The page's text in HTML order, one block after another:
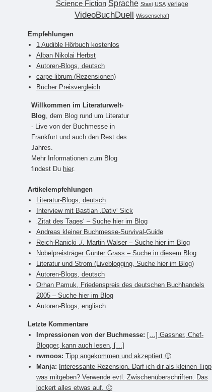
Science Fiction Sprache Stasi USA verlage
VideoBuchDuell Wissenschaft
Empfehlungen
1 Audible Hörbuch kostenlos
Alban Nikolai Herbst
Autoren-Blogs, deutsch
carpe librum (Rezensionen)
Bücher Preisvergleich
Willkommen im Literaturwelt-
Blog , dem Blog rund um Literatur
- Live von der Buchmesse in
Frankfurt und auch den Rest des
Jahres.
Mehr Informationen zum Blog
findest Du hier.
Artikelempfehlungen
Literatur-Blogs, deutsch
Interview mit Bastian ‚Dativ‘ Sick
‚Zitat des Tages‘ – Suche hier im Blog
Andreas kleiner Buchmesse-Survival-Guide
Reich-Ranicki ./. Martin Walser – Suche hier im Blog
Nobelpreisträger Günter Grass – Suche in diesem Blog
Literatur und Strom (Liveblogging, Suche hier im Blog)
Autoren-Blogs, deutsch
Orhan Pamuk, Friedenspreis des deutschen Buchhandels
2005 – Suche hier im Blog
Autoren-Blogs, englisch
Letzte Kommentare
Impressionen von der Buchmesse: […] Gassner, Chef-
Blogger, kann auch lesen, […]
rwmoos: Tipp angekommen und akzeptiert 🙂
Manja:
Interessante Rezension. Darf ich dir als kleinen Tipp
was mitgeben? Verwende evtl. Zwischenüberschriften. Das
lockert alles etwas auf. 🙂